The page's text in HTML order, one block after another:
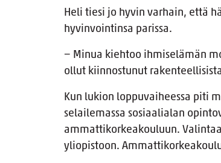
Heli tiesi jo hyvin varhain, että
hyvinvointinsa parissa.
− Minua kiehtoo ihmiselämän
ollut kiinnostunut
Kun lukion loppuvaiheessa piti
selailemassa sosiaalialan
ammattikorkeakouluun.
yliopistoon.